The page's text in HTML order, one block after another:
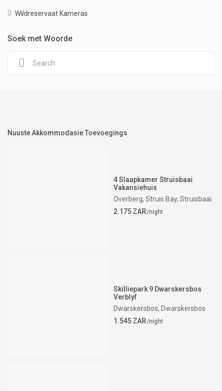
Wildreservaat Kameras
Soek met Woorde
Nuuste Akkommodasie Toevoegings
4 Slaapkamer Struisbaai
Vakansiehuis
Overberg, Struis Bay,Struisbaai
2.175 ZAR/night
Skilliepark 9 Dwarskersbos
Verblyf
Dwarskersbos, Dwarskersbos
1.545 ZAR/night